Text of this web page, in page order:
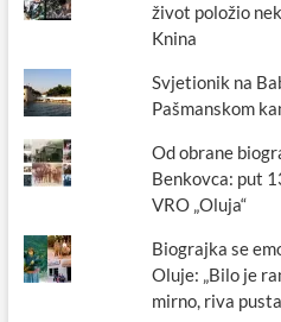
život položio
Knina
Svjetionik na
Pašmanskom
Od obrane
Benkovca: put
VRO „Oluja“
Biograjka se
Oluje: „Bilo je
mirno, riva